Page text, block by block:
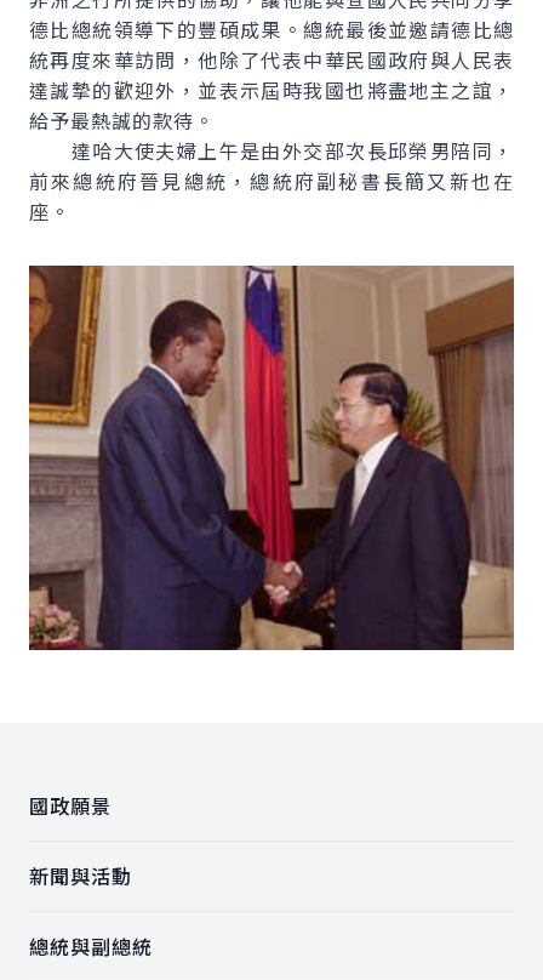
德比總統領導下的豐碩成果。總統最後並邀請德比總
統再度來華訪問，他除了代表中華民國政府與人民表
達誠摯的歡迎外，並表示屆時我國也將盡地主之誼，
給予最熱誠的款待。
達哈大使夫婦上午是由外交部次長邱榮男陪同，
前來總統府晉見總統，總統府副秘書長簡又新也在
座。
國政願景
新聞與活動
總統與副總統